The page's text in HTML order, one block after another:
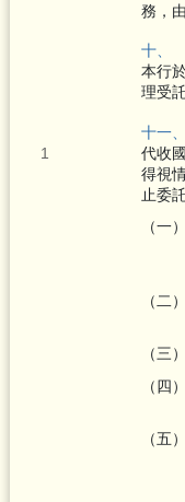
務，
十、
本行
理受
十一、
代收
得視
止委
（一
（二
（三
（四
（五